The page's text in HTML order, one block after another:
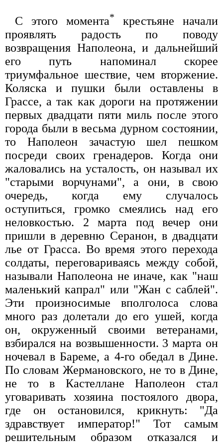
С этого момента*
крестьяне начали
проявлять радость по поводу
возвращения Наполеона, и дальнейший
его путь напоминал скорее
триумфальное шествие, чем вторжение.
Коляска и пушки были оставлены в
Грассе, а так как дороги на протяжении
первых двадцати пяти миль после этого
города были в весьма дурном состоянии,
то Наполеон зачастую шел пешком
посреди своих гренадеров. Когда они
жаловались на усталость, он называл их
"старыми ворчунами", а они, в свою
очередь, когда ему случалось
оступиться, громко смеялись над его
неловкостью. 2 марта под вечер они
пришли в деревню Серанон, в двадцати
лье от Грасса. Во время этого перехода
солдаты, переговариваясь между собой,
называли Наполеона не иначе, как "наш
маленький капрал" или "Жан с саблей".
Эти произносимые вполголоса слова
много раз долетали до его ушей, когда
он, окруженный своими ветеранами,
взбирался на возвышенности. 3 марта он
ночевал в Бареме, а 4-го обедал в Дине.
По словам Жермановского, не то в Дине,
не то в Кастеллане Наполеон стал
уговаривать хозяина постоялого двора,
где он остановился, крикнуть: "Да
здравствует император!" Тот самым
решительным образом отказался и